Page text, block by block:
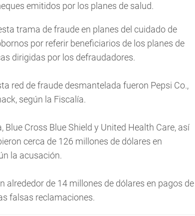
emitidos por los planes de salud.
trama de fraude en planes del cuidado de
por referir beneficiarios de los planes de
dirigidas por los defraudadores.
red de fraude desmantelada fueron Pepsi Co.,
según la Fiscalía.
Cross Blue Shield y United Health Care, así
cerca de 126 millones de dólares en
la acusación.
alrededor de 14 millones de dólares en pagos de
falsas reclamaciones.